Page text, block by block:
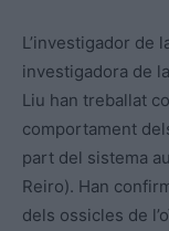
L’investigador de
investigadora de la
Liu han treballat
comportament
part del sistema
Reiro). Han
dels ossicles de